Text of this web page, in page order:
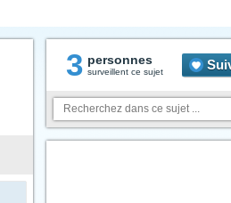
3 personnes
surveillent ce sujet